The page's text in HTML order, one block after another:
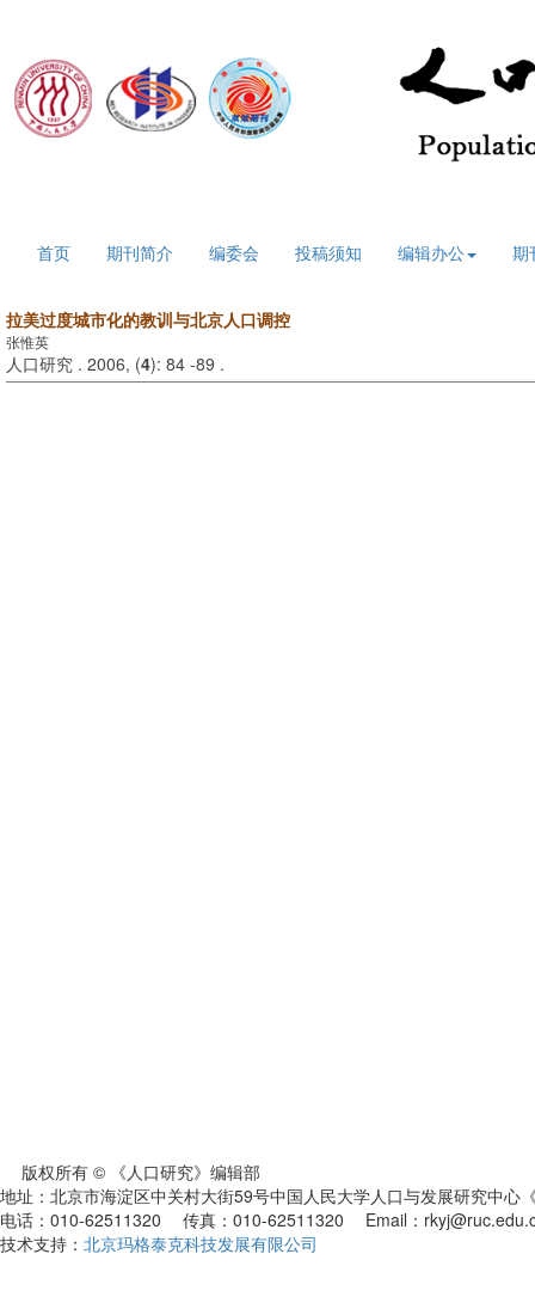
首页 期刊简介 编委会 投稿须知 编辑办公 期
拉美过度城市化的教训与北京人口调控
张惟英
人口研究 . 2006, (4): 84 -89 .
版权所有 © 《人口研究》编辑部
地址：北京市海淀区中关村大街59号中国人民大学人口与发展研究中
电话：010-62511320 传真：010-62511320 Email：
技术支持： 北京玛格泰克科技发展有限公司